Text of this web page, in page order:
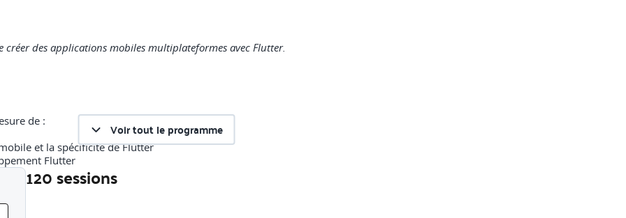
créer des applications mobiles multiplateformes avec Flutter.
de :
et la spécificité de Flutter
Flutter
mobile multiplateforme
Voir tout le programme
120 sessions